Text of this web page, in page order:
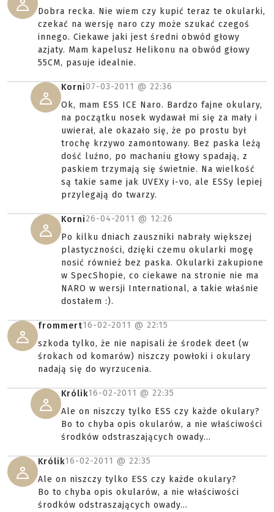
Dobra recka. Nie wiem czy kupić teraz te okularki,
czekać na wersję naro czy może szukać czegoś
innego. Ciekawe jaki jest średni obwód głowy
azjaty. Mam kapelusz Helikonu na obwód głowy
55CM, pasuje idealnie.
Korni07-03-2011 @ 22:36
Ok, mam ESS ICE Naro. Bardzo fajne okulary,
na początku nosek wydawał mi się za mały i
uwierał, ale okazało się, że po prostu był
trochę krzywo zamontowany. Bez paska leżą
dość luźno, po machaniu głowy spadają, z
paskiem trzymają się świetnie. Na wielkość
są takie same jak UVEXy i-vo, ale ESSy lepiej
przylegają do twarzy.
Korni26-04-2011 @ 12:26
Po kilku dniach zauszniki nabrały większej
plastyczności, dzięki czemu okularki mogę
nosić również bez paska. Okularki zakupione
w SpecShopie, co ciekawe na stronie nie ma
NARO w wersji International, a takie właśnie
dostałem :).
frommert16-02-2011 @ 22:15
szkoda tylko, że nie napisali że środek deet (w
śrokach od komarów) niszczy powłoki i okulary
nadają się do wyrzucenia.
Królik16-02-2011 @ 22:35
Ale on niszczy tylko ESS czy każde okulary?
Bo to chyba opis okularów, a nie właściwości
środków odstraszających owady...
Królik16-02-2011 @ 22:35
Ale on niszczy tylko ESS czy każde okulary?
Bo to chyba opis okularów, a nie właściwości
środków odstraszających owady...